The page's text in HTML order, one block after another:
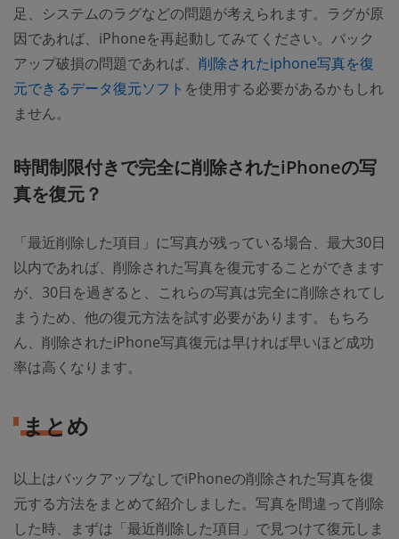
足、システムのラグなどの問題が考えられます。ラグが原
因であれば、iPhoneを再起動してみてください。バック
アップ破損の問題であれば、 削除されたiphone写真を復
元できるデータ復元ソフト を使用する必要があるかもしれ
ません。
時間制限付きで完全に削除されたiPhoneの写
真を復元？
「最近削除した項目」に写真が残っている場合、最大30日
以内であれば、削除された写真を復元することができます
が、30日を過ぎると、これらの写真は完全に削除されてし
まうため、他の復元方法を試す必要があります。もちろ
ん、削除されたiPhone写真復元は早ければ早いほど成功
率は高くなります。
まとめ
以上はバックアップなしでiPhoneの削除された写真を復
元する方法をまとめて紹介しました。写真を間違って削除
した時、まずは「最近削除した項目」で見つけて復元しま